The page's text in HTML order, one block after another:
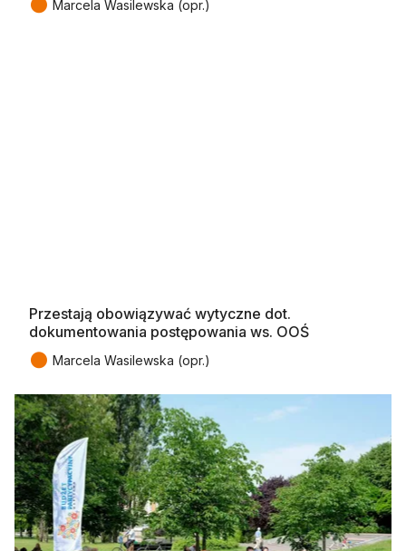
● Marcela Wasilewska (opr.)
Przestają obowiązywać wytyczne dot.
dokumentowania postępowania ws. OOŚ
● Marcela Wasilewska (opr.)